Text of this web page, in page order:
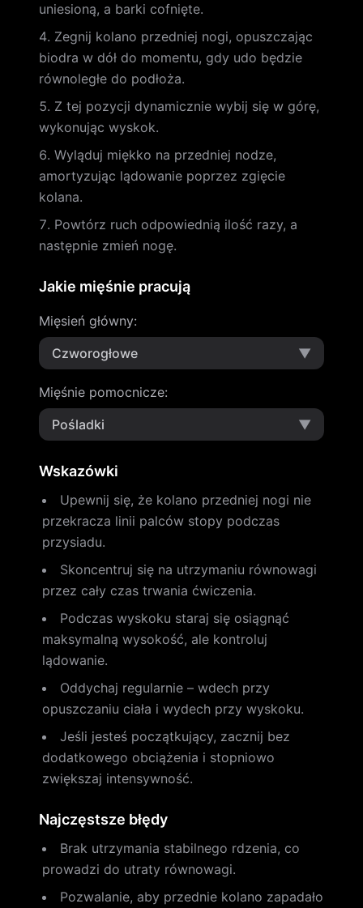
uniesioną, a barki cofnięte.
Zegnij kolano przedniej nogi, opuszczając
biodra w dół do momentu, gdy udo będzie
równoległe do podłoża.
Z tej pozycji dynamicznie wybij się w górę,
wykonując wyskok.
Wyląduj miękko na przedniej nodze,
amortyzując lądowanie poprzez zgięcie
kolana.
Powtórz ruch odpowiednią ilość razy, a
następnie zmień nogę.
Jakie mięśnie pracują
Mięsień główny:
Czworogłowe
▼
Mięśnie pomocnicze:
Pośladki
▼
Wskazówki
Upewnij się, że kolano przedniej nogi nie
przekracza linii palców stopy podczas
przysiadu.
Skoncentruj się na utrzymaniu równowagi
przez cały czas trwania ćwiczenia.
Podczas wyskoku staraj się osiągnąć
maksymalną wysokość, ale kontroluj
lądowanie.
Oddychaj regularnie – wdech przy
opuszczaniu ciała i wydech przy wyskoku.
Jeśli jesteś początkujący, zacznij bez
dodatkowego obciążenia i stopniowo
zwiększaj intensywność.
Najczęstsze błędy
Brak utrzymania stabilnego rdzenia, co
prowadzi do utraty równowagi.
Pozwalanie, aby przednie kolano zapadało